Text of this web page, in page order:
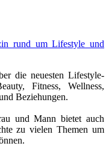
rund um Lifestyle und
die neuesten Lifestyle-
Fitness, Wellness,
Beziehungen.
und Mann bietet auch
zu vielen Themen um